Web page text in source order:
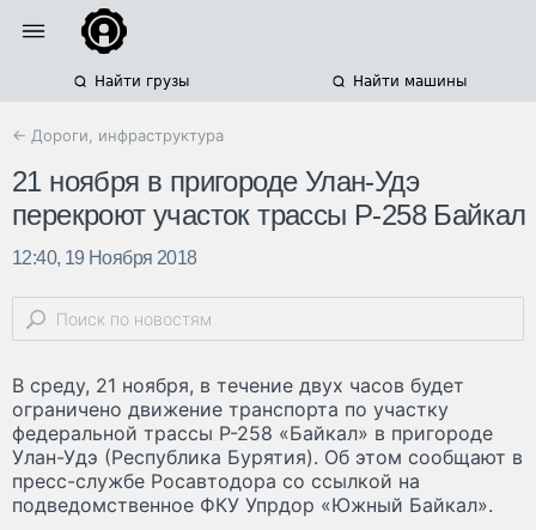
Найти грузы Найти машины
← Дороги, инфраструктура
21 ноября в пригороде Улан-Удэ
перекроют участок трассы Р-258 Байкал
12:40, 19 Ноября 2018
В среду, 21 ноября, в течение двух часов будет
ограничено движение транспорта по участку
федеральной трассы Р-258 «Байкал» в пригороде
Улан-Удэ (Республика Бурятия). Об этом сообщают в
пресс-службе Росавтодора со ссылкой на
подведомственное ФКУ Упрдор «Южный Байкал».